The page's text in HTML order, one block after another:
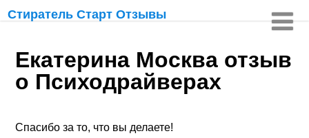
Стиратель Старт Отзывы
Екатерина Москва отзыв
о Психодрайверах
Спасибо за то, что вы делаете!